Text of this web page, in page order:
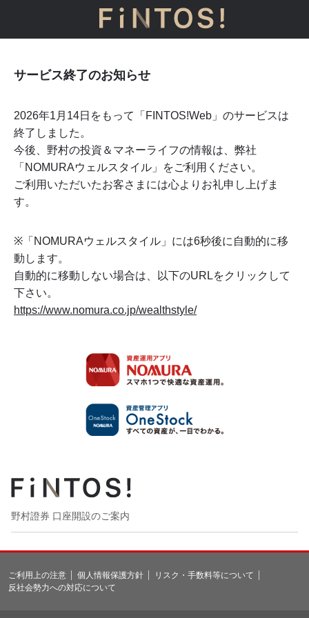
サービス終了のお知らせ
2026年1月14日をもって「FINTOS!Web」のサービスは
終了しました。
今後、野村の投資＆マネーライフの情報は、弊社
「NOMURAウェルスタイル」をご利用ください。
ご利用いただいたお客さまには心よりお礼申し上げま
す。
※「NOMURAウェルスタイル」には6秒後に自動的に移
動します。
自動的に移動しない場合は、以下のURLをクリックして
下さい。
https://www.nomura.co.jp/wealthstyle/
野村證券 口座開設のご案内
ご利用上の注意 個人情報保護方針
リスク・手数料等について
反社会勢力への対応について